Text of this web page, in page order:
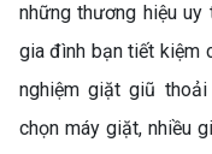
những thương hiệu
gia đình bạn tiết kiệm
nghiệm giặt giũ
chọn máy giặt, nhiều